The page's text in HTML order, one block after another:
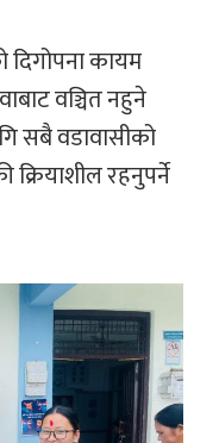
दिगोपना कायम
वञ्चित नहुने
सबै वडावासीको
क्रियाशील रहनुपर्ने